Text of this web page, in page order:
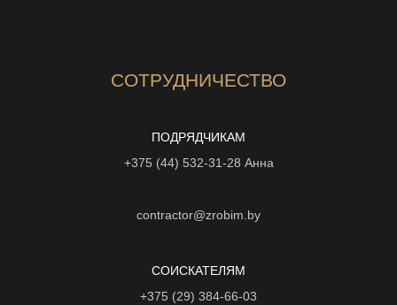
СОТРУДНИЧЕСТВО
ПОДРЯДЧИКАМ
+375 (44) 532-31-28 Анна
contractor@zrobim.by
СОИСКАТЕЛЯМ
+375 (29) 384-66-03